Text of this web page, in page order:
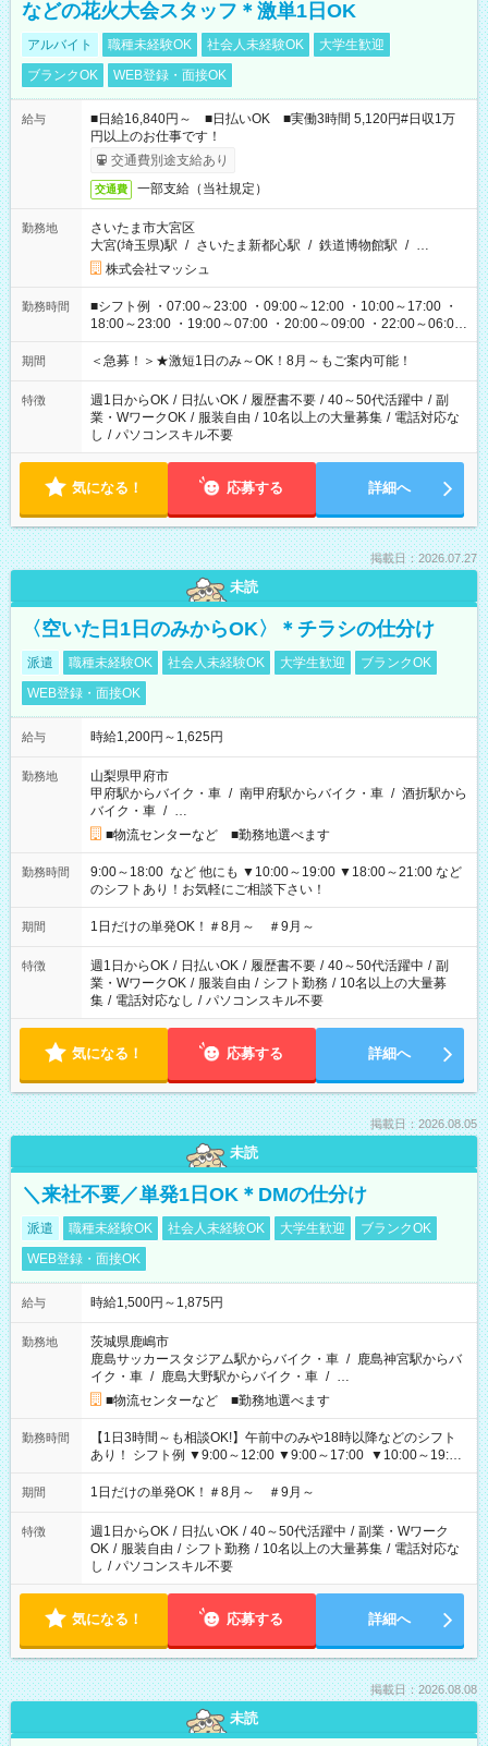
などの花火大会スタッフ＊激単1日OK
アルバイト 職種未経験OK 社会人未経験OK
大学生歓迎
ブランクOK
WEB登録・面接OK
給与
■日給16,840円～ ■日払いOK ■実働3時間 5,120円#日収1万
円以上のお仕事です！
交通費別途支給あり
交通費 一部支給（当社規定）
勤務地
さいたま市大宮区
大宮(埼玉県)駅 / さいたま新都心駅 / 鉄道博物館駅 / …
株式会社マッシュ
勤務時間
■シフト例 ・07:00～23:00 ・09:00～12:00 ・10:00～17:00 ・
18:00～23:00 ・19:00～07:00 ・20:00～09:00 ・22:00～06:00
etc ★最短3時間で5,120円のお仕事から／15時間で2万円近く稼
げるお仕事も！ ご希望のお時間に合わせてご紹介！ ※シフトは
ください！
期間 ＜急募！＞★激短1日のみ～OK！8月～もご案内可能！
特徴 週1日からOK / 日払いOK / 履歴書不要 / 40～50代活躍中 / 副
業・WワークOK / 服装自由 / 10名以上の大量募集 / 電話対応な
し / パソコンスキル不要
気になる！ 応募する 詳細へ
掲載日：2026.07.27
未読
〈空いた日1日のみからOK〉＊チラシの仕分け
派遣 職種未経験OK 社会人未経験OK 大学生歓迎
ブランクOK
WEB登録・面接OK
給与 時給1,200円～1,625円
勤務地
山梨県甲府市
甲府駅からバイク・車 / 南甲府駅からバイク・車 / 酒折駅から
バイク・車 / …
■物流センターなど ■勤務地選べます
勤務時間
9:00～18:00 など 他にも ▼10:00～19:00 ▼18:00～21:00 など
のシフトあり！お気軽にご相談下さい！
期間 1日だけの単発OK！＃8月～ ＃9月～
特徴 週1日からOK / 日払いOK / 履歴書不要 / 40～50代活躍中 / 副
業・WワークOK / 服装自由 / シフト勤務 / 10名以上の大量募
集 / 電話対応なし / パソコンスキル不要
気になる！ 応募する 詳細へ
掲載日：2026.08.05
未読
＼来社不要／単発1日OK＊DMの仕分け
派遣 職種未経験OK 社会人未経験OK 大学生歓迎
ブランクOK
WEB登録・面接OK
給与 時給1,500円～1,875円
勤務地
茨城県鹿嶋市
鹿島サッカースタジアム駅からバイク・車 / 鹿島神宮駅からバ
イク・車 / 鹿島大野駅からバイク・車 / …
■物流センターなど ■勤務地選べます
勤務時間
【1日3時間～も相談OK!】午前中のみや18時以降などのシフト
あり！ シフト例 ▼9:00～12:00 ▼9:00～17:00 ▼10:00～19:00
▼18:00～21:00
期間 1日だけの単発OK！＃8月～ ＃9月～
特徴 週1日からOK / 日払いOK / 40～50代活躍中 / 副業・Wワーク
OK / 服装自由 / シフト勤務 / 10名以上の大量募集 / 電話対応な
し / パソコンスキル不要
気になる！ 応募する 詳細へ
掲載日：2026.08.08
未読